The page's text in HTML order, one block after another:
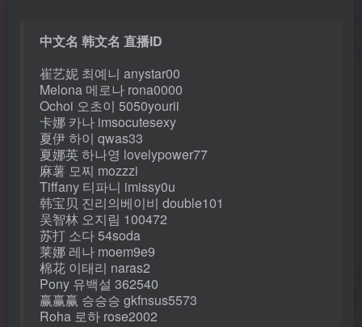
中文名 韩文名 直播ID
崔艺妮 최예니 anystar00
Melona 메로나 rona0000
Ochoi 오초이 5050yourii
卡娜 카나 imsocutesexy
夏伊 하이 qwas33
夏娜英 하나영 lovelypower77
麻薯 모찌 mozzzi
Tiffany 티파니 imissy0u
韩宝贝 진리의베이비 double101
吴智林 오지림 100472
苏打 소다 54soda
莱娜 레나 moem9e9
棉花 이태리 naras2
Pony 유백설 362540
赢赢赢 승승승 gkfnsus5573
Roha 로하 rose2002